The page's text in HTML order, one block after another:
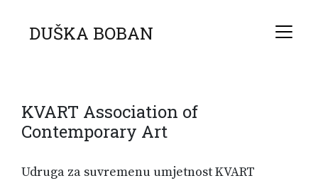
DUŠKA BOBAN
KVART Association of
Contemporary Art
Udruga za suvremenu umjetnost KVART